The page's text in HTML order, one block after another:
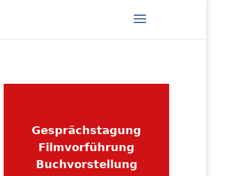
Gesprächstagung
Filmvorführung
Buchvorstellung